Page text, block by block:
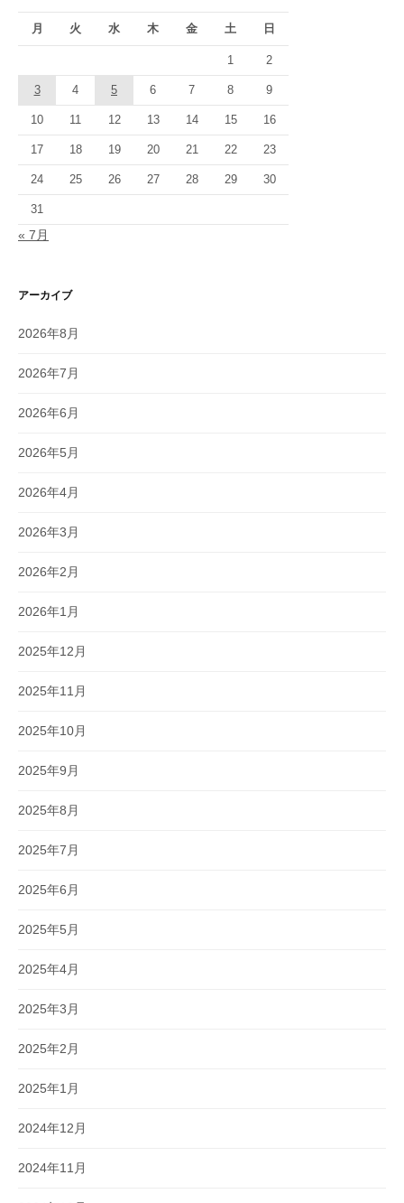
月 火 水 木 金 土 日
1 2
3 4 5 6 7 8 9
10 11 12 13 14 15 16
17 18 19 20 21 22 23
24 25 26 27 28 29 30
31
« 7月
アーカイブ
2026年8月
2026年7月
2026年6月
2026年5月
2026年4月
2026年3月
2026年2月
2026年1月
2025年12月
2025年11月
2025年10月
2025年9月
2025年8月
2025年7月
2025年6月
2025年5月
2025年4月
2025年3月
2025年2月
2025年1月
2024年12月
2024年11月